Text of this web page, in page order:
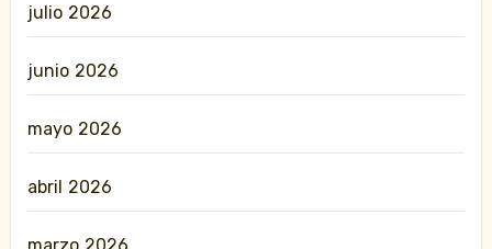
julio 2026
junio 2026
mayo 2026
abril 2026